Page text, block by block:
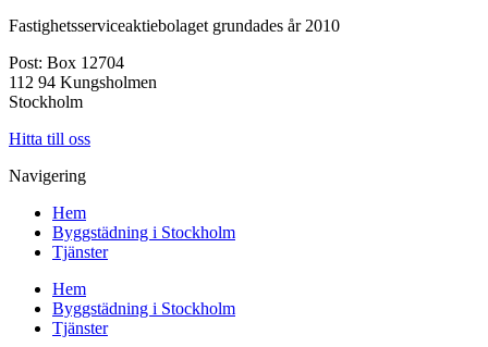
Fastighetsserviceaktiebolaget grundades år 2010
Post: Box 12704
112 94 Kungsholmen
Stockholm
Hitta till oss
Navigering
Hem
Byggstädning i Stockholm
Tjänster
Hem
Byggstädning i Stockholm
Tjänster